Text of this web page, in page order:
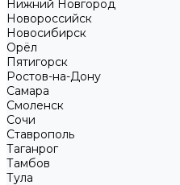
Нижний Новгород
Новороссийск
Новосибирск
Орёл
Пятигорск
Ростов-на-Дону
Самара
Смоленск
Сочи
Ставрополь
Таганрог
Тамбов
Тула